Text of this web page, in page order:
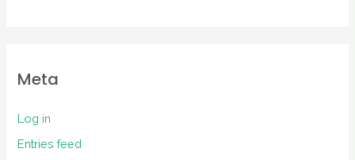
Meta
Log in
Entries feed